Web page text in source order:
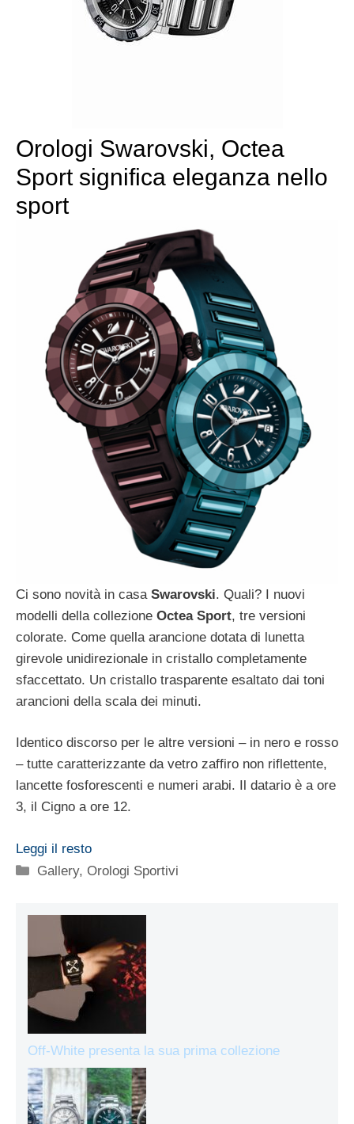
Orologi Swarovski, Octea
Sport significa eleganza nello
sport
Ci sono novità in casa Swarovski. Quali? I nuovi
modelli della collezione Octea Sport, tre versioni
colorate. Come quella arancione dotata di lunetta
girevole unidirezionale in cristallo completamente
sfaccettato. Un cristallo trasparente esaltato dai toni
arancioni della scala dei minuti.
Identico discorso per le altre versioni – in nero e rosso
– tutte caratterizzante da vetro zaffiro non riflettente,
lancette fosforescenti e numeri arabi. Il datario è a ore
3, il Cigno a ore 12.
Leggi il resto
Categorie
Gallery,Orologi Sportivi
Off-White presenta la sua prima collezione